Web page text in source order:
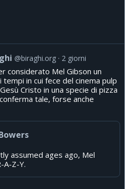
@biraghi.org 2 giorni
considerato Mel Gibson un
in cui fece del cinema pulp
Cristo in una specie di pizza
tale, forse anche
assumed ages ago, Mel
A-Z-Y.